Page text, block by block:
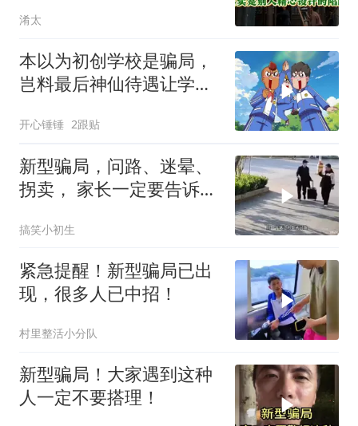
淆太
本以为初创学校是骗局，
岂料最后神仙待遇让学生
开心锤锤 2跟贴
新型骗局，问路、迷晕、
拐卖， 家长一定要告诉孩
搞笑小初生
紧急提醒！新型骗局已出
现，很多人已中招！
村里整活小分队
新型骗局！大家遇到这种
人一定不要搭理！